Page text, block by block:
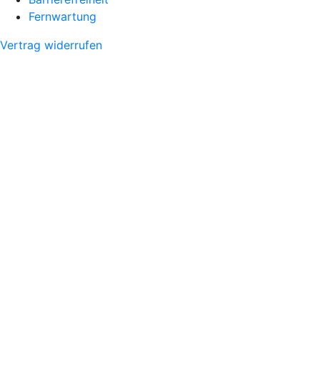
Fernwartung
Vertrag widerrufen